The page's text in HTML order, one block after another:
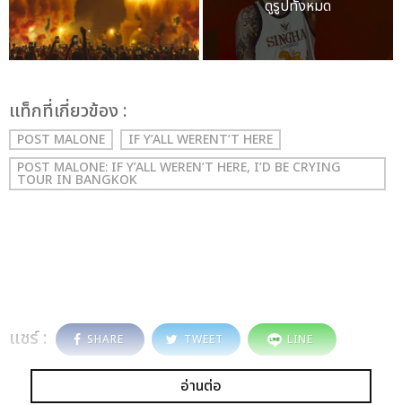
ดูรูปทั้งหมด
เเท็กที่เกี่ยวข้อง :
POST MALONE
IF Y’ALL WERENT’T HERE
POST MALONE: IF Y’ALL WEREN’T HERE, I’D BE CRYING
TOUR IN BANGKOK
แชร์ : SHARE TWEET LINE
อ่านต่อ